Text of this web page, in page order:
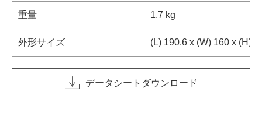
重量 1.7 kg
外形サイズ (L) 190.6 x (W) 160 x (H)
データシートダウンロード